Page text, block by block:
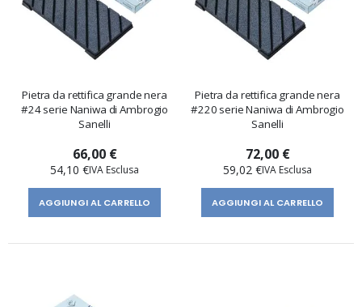
Pietra da rettifica grande nera
#24 serie Naniwa di Ambrogio
Sanelli
66,00 €
54,10 €
AGGIUNGI AL CARRELLO
Pietra da rettifica grande nera
#220 serie Naniwa di Ambrogio
Sanelli
72,00 €
59,02 €
AGGIUNGI AL CARRELLO